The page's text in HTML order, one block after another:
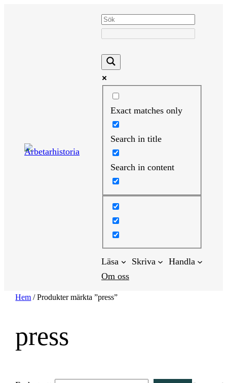
Exact matches only
Search in title
Search in content
Läsa Skriva
Handla
Om oss
Hem / Produkter märkta ”press”
press